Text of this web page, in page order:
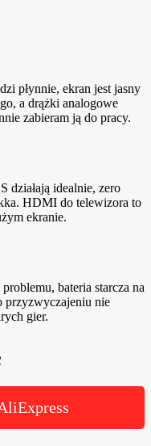
płynnie, ekran jest jasny
a drążki analogowe
zabieram ją do pracy.
działają idealnie, zero
HDMI do telewizora to
ekranie.
bateria starcza na
przyzwyczajeniu nie
gier.